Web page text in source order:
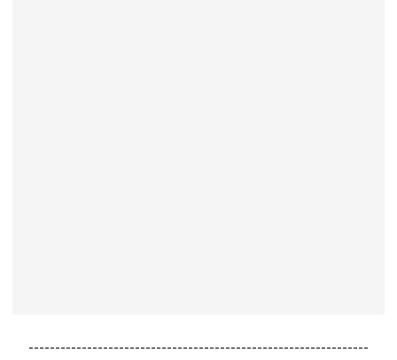
----------------------------------------------------------------